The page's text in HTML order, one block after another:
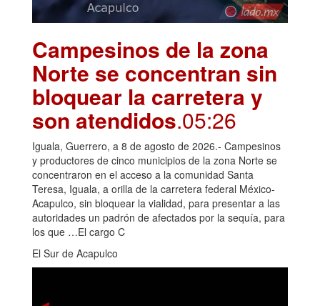
Campesinos de la zona
Norte se concentran sin
bloquear la carretera y
son atendidos.05:26
Iguala, Guerrero, a 8 de agosto de 2026.- Campesinos
y productores de cinco municipios de la zona Norte se
concentraron en el acceso a la comunidad Santa
Teresa, Iguala, a orilla de la carretera federal México-
Acapulco, sin bloquear la vialidad, para presentar a las
autoridades un padrón de afectados por la sequía, para
los que …El cargo C
El Sur de Acapulco